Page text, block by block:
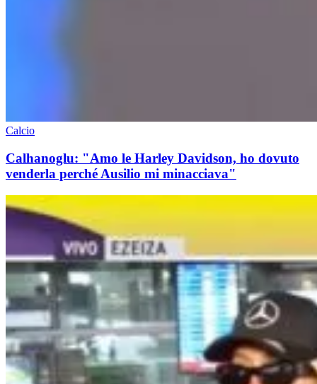
Calcio
Calhanoglu: "Amo le Harley Davidson, ho dovuto
venderla perché Ausilio mi minacciava"